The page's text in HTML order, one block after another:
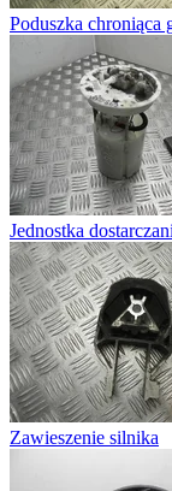
Poduszka chroniąca
Jednostka
Zawieszenie silnika